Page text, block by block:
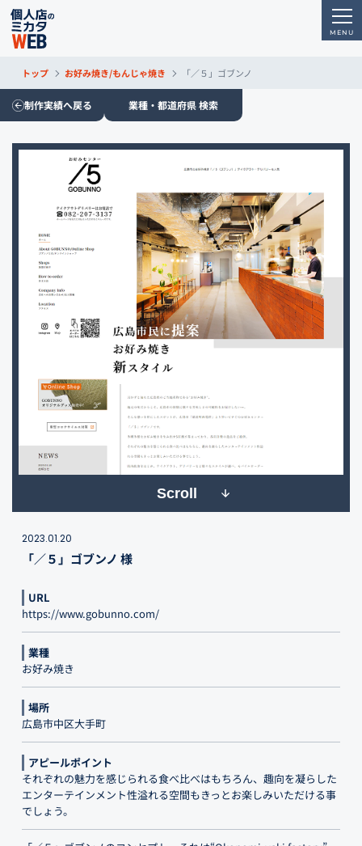
トップ お好み焼き/もんじゃ焼き 「／５」ゴブンノ
制作実績へ戻る 業種・都道府県 検索
Scroll
2023.01.20
「／５」ゴブンノ 様
URL
https://www.gobunno.com/
業種
お好み焼き
場所
広島市中区大手町
アピールポイント
それぞれの魅力を感じられる食べ比べはもちろん、趣向を凝らした
エンターテインメント性溢れる空間もきっとお楽しみいただける事
でしょう。